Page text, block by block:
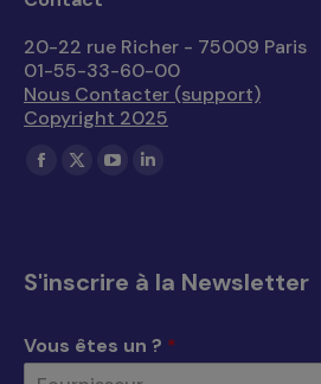
20-22 rue Richer - 75009 Paris
01-55-33-60-00
Nous Contacter (support)
Copyright 2025
Trouvez nous sur :
La
dans
nouvelle
La
dans
nouvelle
La
dans
nouvelle
La
dans
nouvelle
S'inscrire à la Newsletter
Vous êtes un ? *